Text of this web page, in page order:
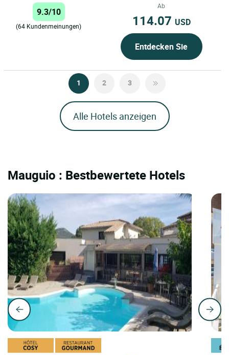
liegende Hotel befindet sich im
Flachland...
9.3/10
(64 Kundenmeinungen)
Ab
114.07 USD
Entdecken Sie
1 2 3
Alle Hotels anzeigen
Mauguio : Bestbewertete Hotels